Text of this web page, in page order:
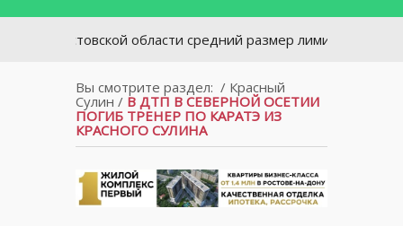
В Ростовской области средний размер лимита по
Вы смотрите раздел: / Красный
Сулин / В ДТП В СЕВЕРНОЙ ОСЕТИИ
ПОГИБ ТРЕНЕР ПО КАРАТЭ ИЗ
КРАСНОГО СУЛИНА